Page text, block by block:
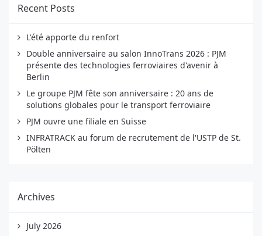
Recent Posts
L'été apporte du renfort
Double anniversaire au salon InnoTrans 2026 : PJM
présente des technologies ferroviaires d'avenir à
Berlin
Le groupe PJM fête son anniversaire : 20 ans de
solutions globales pour le transport ferroviaire
PJM ouvre une filiale en Suisse
INFRATRACK au forum de recrutement de l'USTP de St.
Pölten
Archives
July 2026